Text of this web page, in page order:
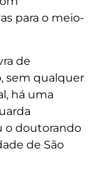
para o meio-
de
sem qualquer
há uma
o doutorando
de São